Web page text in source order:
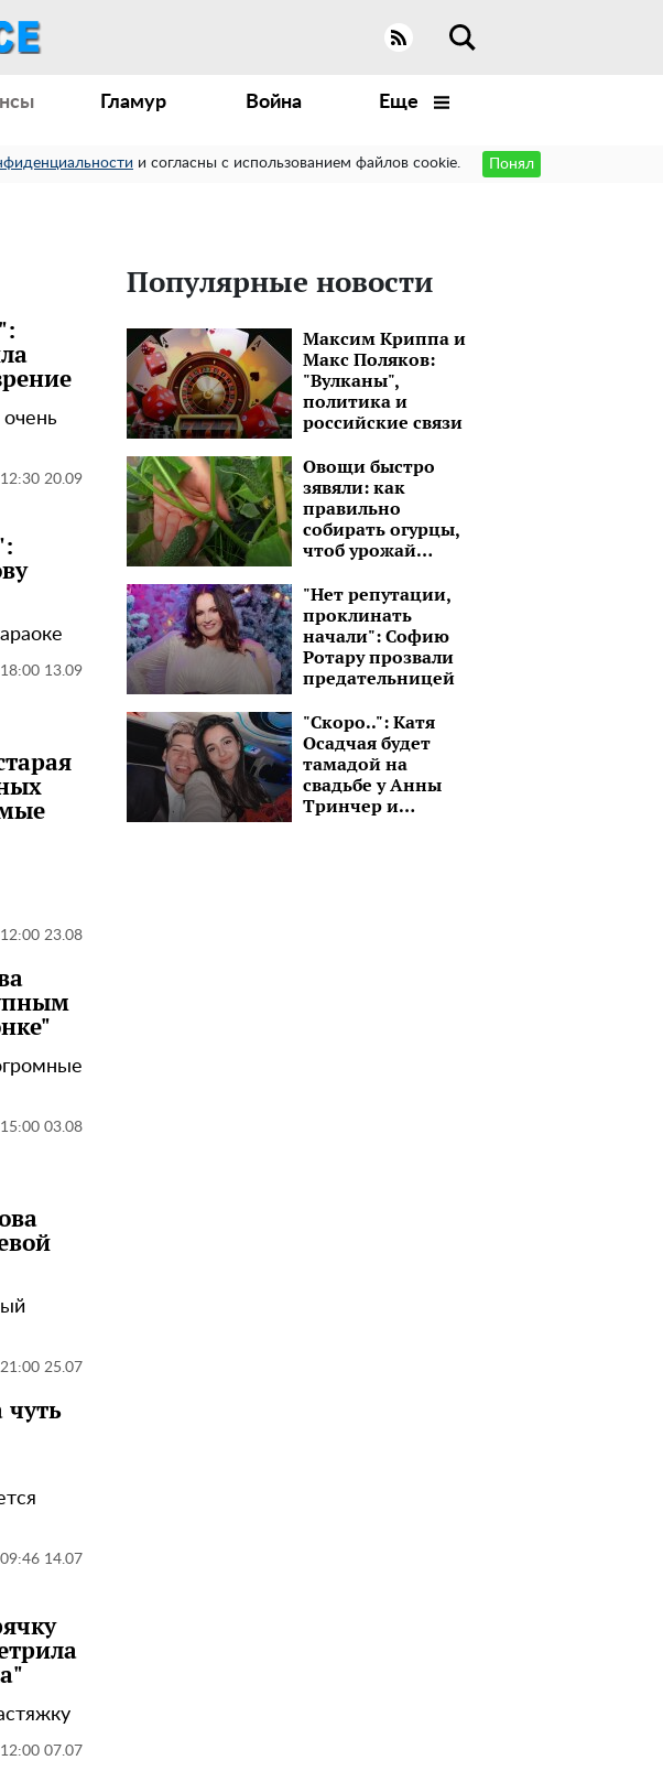
Гламур Война Еще
и согласны с использованием файлов cookie. Понял
12:30 20.09
18:00 13.09
12:00 23.08
15:00 03.08
21:00 25.07
чуть
09:46 14.07
12:00 07.07
Популярные новости
Максим Криппа и
Макс Поляков:
"Вулканы",
политика и
российские связи
Овощи быстро
зявяли: как
правильно
собирать огурцы,
чтоб урожай
можно дольше
"Нет репутации,
проклинать
начали": Софию
Ротару прозвали
предательницей
"Скоро..": Катя
Осадчая будет
тамадой на
свадьбе у Анны
Тринчер и